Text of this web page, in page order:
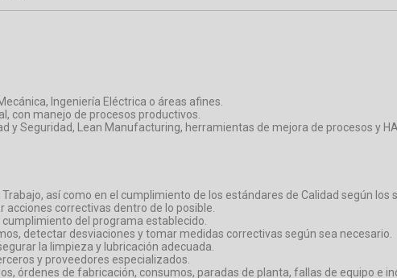
Ingeniería Eléctrica o áreas afines.
con manejo de procesos productivos.
y Seguridad, Lean Manufacturing, herramientas de mejora de procesos y
así como en el cumplimiento de los estándares de Calidad según los
correctivas dentro de lo posible.
del programa establecido.
detectar desviaciones y tomar medidas correctivas según sea necesario.
la limpieza y lubricación adecuada.
y proveedores especializados.
órdenes de fabricación, consumos, paradas de planta, fallas de equipo e